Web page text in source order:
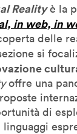
Realityè la
in web, in
delle
si
offre una
di